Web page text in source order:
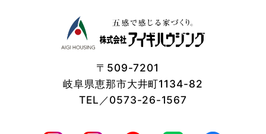
〒509-7201
岐阜県恵那市大井町1134-82
TEL／0573-26-1567